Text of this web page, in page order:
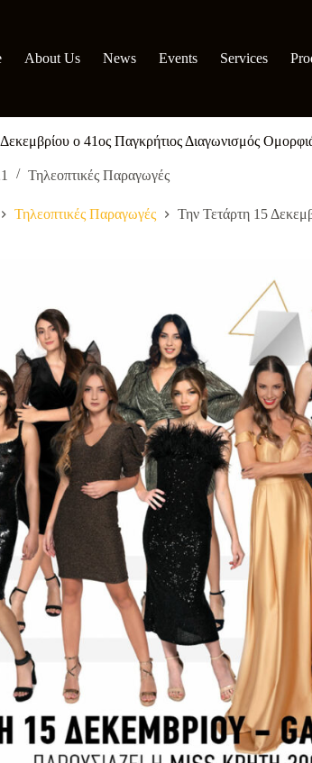
About Us News Events Services
ο 41ος Παγκρήτιος Διαγωνισμός
Τηλεοπτικές Παραγωγές
Τηλεοπτικές Παραγωγές Την Τετάρτη 15